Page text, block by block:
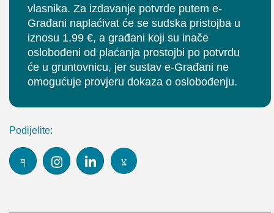
vlasnika. Za izdavanje potvrde putem e-
Građani naplaćivat će se sudska pristojba u
iznosu 1,99 €, a građani koji su inače
oslobođeni od plaćanja prostojbi po potvrdu
će u gruntovnicu, jer sustav e-Građani ne
omogućuje provjeru dokaza o oslobođenju.
Podijelite: